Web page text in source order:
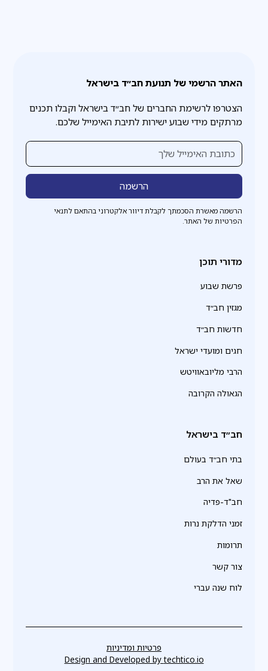
האתר הרשמי של תנועת חב״ד בישראל
הצטרפו לרשימת החברים של חב״ד בישראל וקבלו תכנים
מרתקים מידי שבוע ישירות לתיבת האימייל שלכם.
הרשמה מאשרת הסכמתך לקבלת דיוור אלקטרוני בהתאם לתנאי
הפרטיות של האתר.
מדורי תוכן
פרשת שבוע
מגזין חב״ד
חדשות חב״ד
חגים ומועדי ישראל
הרבי מליובאוויטש
הגאולה הקרובה
חב״ד בישראל
בתי חב״ד בעולם
שאל את הרב
חב"ד-פדיה
זמני הדלקת נרות
תרומות
צור קשר
לוח שנה עברי
פרטיות ומדיניות
Design and Developed bytechtico.io